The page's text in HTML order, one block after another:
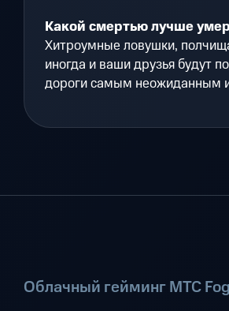
Какой смертью лучше
Хитроумные ловушки,
иногда и ваши друзья будут
дороги самым неожиданным
Облачный гейминг МТС